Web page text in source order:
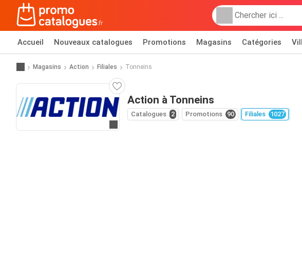
Accueil Nouveaux catalogues Promotions Magasins Catégories
Magasins Action Filiales Tonneins
Action à Tonneins
Catalogues 2 Promotions 90 Filiales 1027